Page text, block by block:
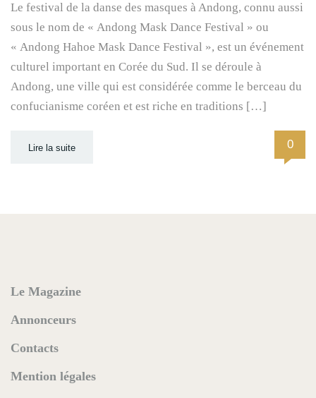
Le festival de la danse des masques à Andong, connu aussi
sous le nom de « Andong Mask Dance Festival » ou
« Andong Hahoe Mask Dance Festival », est un événement
culturel important en Corée du Sud. Il se déroule à
Andong, une ville qui est considérée comme le berceau du
confucianisme coréen et est riche en traditions […]
Lire la suite 0
Le Magazine
Annonceurs
Contacts
Mention légales